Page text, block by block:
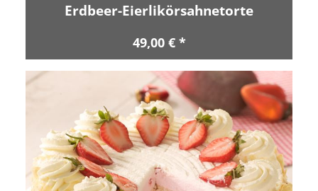
Erdbeer-Eierlikörsahnetorte
49,00 € *